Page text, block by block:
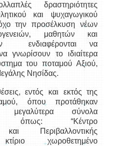
δραστηριότητες
και ψυχαγωγικού
την προσέλκυση νέων
μαθητών και
ενδιαφέρονται να
γνωρίσουν το ιδιαίτερα
του ποταμού Αξιού,
Νησίδας.
εντός και εκτός της
όπου προτάθηκαν
μεγαλύτερα σύνολα
όπως: “Κέντρο
Περιβαλλοντικής
χωροθετημένο